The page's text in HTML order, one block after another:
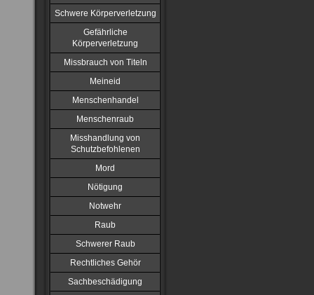
Schwere Körperverletzung
Gefährliche
Körperverletzung
Missbrauch von Titeln
Meineid
Menschenhandel
Menschenraub
Misshandlung von
Schutzbefohlenen
Mord
Nötigung
Notwehr
Raub
Schwerer Raub
Rechtliches Gehör
Sachbeschädigung